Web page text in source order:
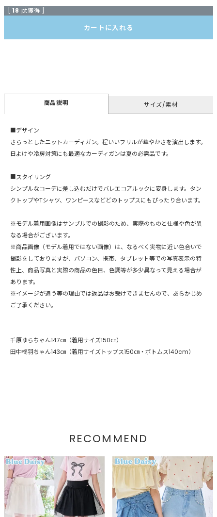
18 pt獲得 ]
カートに入れる
商品説明 サイズ/素材
■デザイン
さらっとしたニットカーディガン。程いいフリルが華やかさを演出します。
日よけや冷房対策にも最適なカーディガンは夏の必需品です。
■スタイリング
シンプルなコーデに差し込むだけでバレエコアルックに変身します。タン
クトップやTシャツ、ワンピースなどどのトップスにもぴったり合います。
※モデル着用画像はサンプルでの撮影のため、実際のものと仕様や色が異
なる場合がございます。
※商品画像（モデル着用ではない画像）は、なるべく実物に近い色合いで
撮影をしておりますが、パソコン、携帯、タブレット等での写真表示の特
性上、商品写真と実際の商品の色目、色調等が多少異なって見える場合が
あります。
※イメージが違う等の理由では返品はお受けできませんので、あらかじめ
ご了承ください。
千原ゆらちゃん147㎝（着用サイズ150㎝）
田中柊羽ちゃん143㎝（着用サイズトップス150㎝・ボトムス140cm）
RECOMMEND